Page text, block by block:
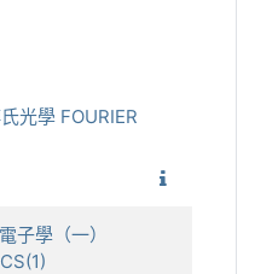
光學 FOURIER
子學（一）